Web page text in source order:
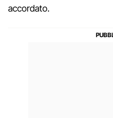
accordato.